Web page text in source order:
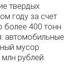
твердых
году за счет
400 тонн
автомобильные
мусор.
рублей.